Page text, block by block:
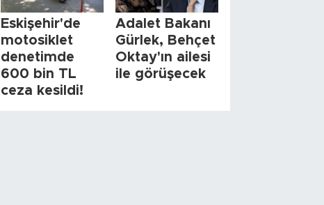
Eskişehir'de
motosiklet
denetimde
600 bin TL
ceza kesildi!
Adalet Bakanı
Gürlek, Behçet
Oktay'ın ailesi
ile görüşecek